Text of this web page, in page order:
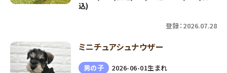
込)
登録：2026.07.28
ミニチュアシュナウザー
男の子
2026-06-01生まれ